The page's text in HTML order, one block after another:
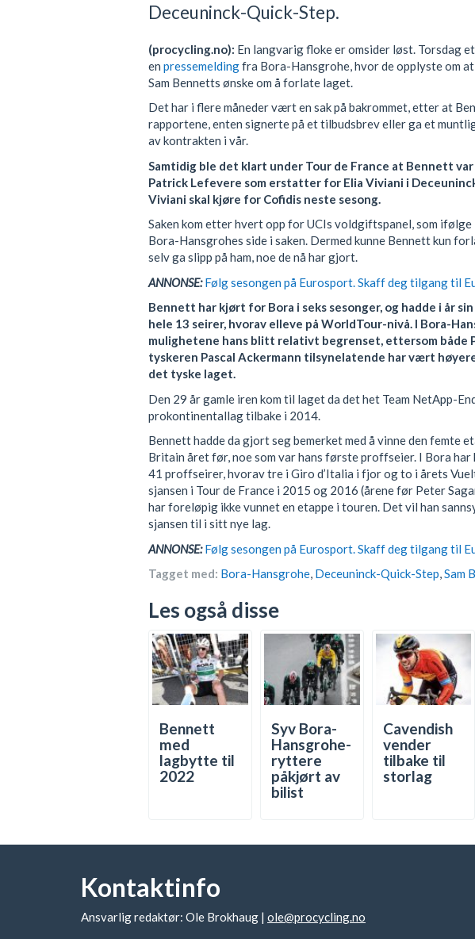
Deceuninck-Quick-Step.
(procycling.no): En langvarig floke er omsider løst. Torsdag
en pressemeldingfra Bora-Hansgrohe, hvor de opplyste om
Sam Bennetts ønske om å forlate laget.
Det har i flere måneder vært en sak på bakrommet, etter at
rapportene, enten signerte på et tilbudsbrev eller ga et
av kontrakten i vår.
Samtidig ble det klart under Tour de France at Bennett
Patrick Lefevere som erstatter for Elia Viviani i
Viviani skal kjøre for Cofidis neste sesong.
Saken kom etter hvert opp for UCIs voldgiftspanel, som
Bora-Hansgrohes side i saken. Dermed kunne Bennett kun
selv ga slipp på ham, noe de nå har gjort.
ANNONSE: Følg sesongen på Eurosport. Skaff deg tilgang til
Bennett har kjørt for Bora i seks sesonger, og hadde i år
hele 13 seirer, hvorav elleve på WorldTour-nivå. I Bora-
mulighetene hans blitt relativt begrenset, ettersom både
tyskeren Pascal Ackermann tilsynelatende har vært
det tyske laget.
Den 29 år gamle iren kom til laget da det het Team NetApp-
prokontinentallag tilbake i 2014.
Bennett hadde da gjort seg bemerket med å vinne den femte
Britain året før, noe som var hans første proffseier. I Bora
41 proffseirer, hvorav tre i Giro d’Italia i fjor og to i årets
sjansen i Tour de France i 2015 og 2016 (årene før Peter
har foreløpig ikke vunnet en etappe i touren. Det vil han
sjansen til i sitt nye lag.
ANNONSE: Følg sesongen på Eurosport. Skaff deg tilgang til
Tagget med: Bora-Hansgrohe, Deceuninck-Quick-Step,Sam
Les også disse
Bennett
med
lagbytte til
2022
Syv Bora-
Hansgrohe-
ryttere
påkjørt av
bilist
Cavendish
vender
tilbake til
storlag
Kontaktinfo
Ansvarlig redaktør: Ole Brokhaug | ole@procycling.no